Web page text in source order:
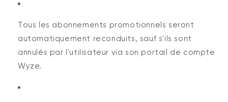
Tous les abonnements promotionnels seront
automatiquement reconduits, sauf s'ils sont
annulés par l'utilisateur via son portail de compte
Wyze.